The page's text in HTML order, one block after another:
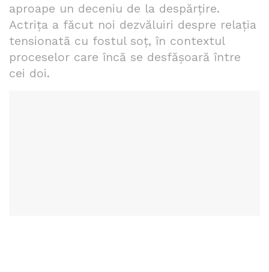
aproape un deceniu de la despărțire.
Actrița a făcut noi dezvăluiri despre relația
tensionată cu fostul soț, în contextul
proceselor care încă se desfășoară între
cei doi.